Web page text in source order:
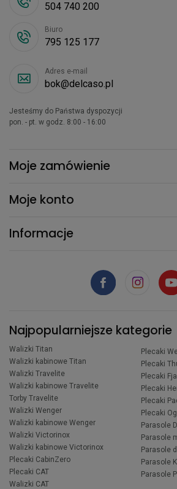
Moje zamówienie
Moje konto
Informacje
504 740 200
Biuro
795 125 177
Adres e-mail
bok@delcaso.pl
Jesteśmy do Państwa dyspozycji
pon. - pt. w godz. 8:00 - 16:00
Najpopularniejsze kategorie
Walizki Titan
Walizki kabinowe Titan
Walizki Travelite
Walizki kabinowe Travelite
Torby Travelite
Walizki Wenger
Walizki kabinowe Wenger
Walizki Victorinox
Walizki kabinowe Victorinox
Plecaki CabinZero
Plecaki CAT
Walizki CAT
Plecaki
Plecaki
Plecaki
Plecaki
Plecaki
Plecaki
Parasole
Parasole
Parasole
Parasole
Parasole